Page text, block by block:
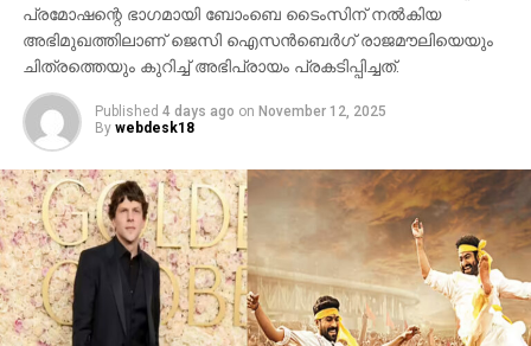
പ്രമോഷന്റെ ഭാഗമായി ബോംബെ ടൈംസിന് നല്‍കിയ
അഭിമുഖത്തിലാണ് ജെസി ഐസന്‍ബെര്‍ഗ് രാജമൗലിയെയും
ചിത്രത്തെയും കുറിച്ച് അഭിപ്രായം പ്രകടിപ്പിച്ചത്.
Published 4 days ago on November 12, 2025
By webdesk18